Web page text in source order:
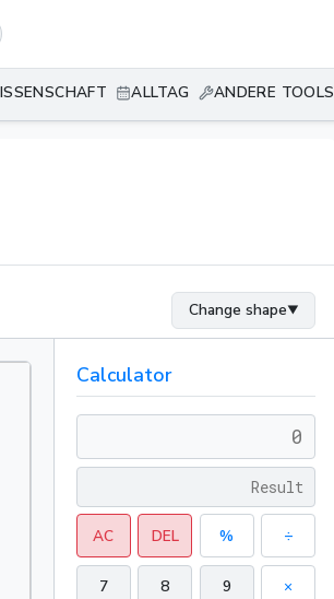
ALLTAG ANDERE TOOLS
Change shape▼
Calculator
AC DEL % ÷
7 8 9 ×